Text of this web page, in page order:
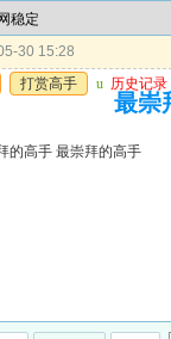
稳定
30 15:28
打赏高手 u 历史记录
最崇
的高手 最崇拜的高手